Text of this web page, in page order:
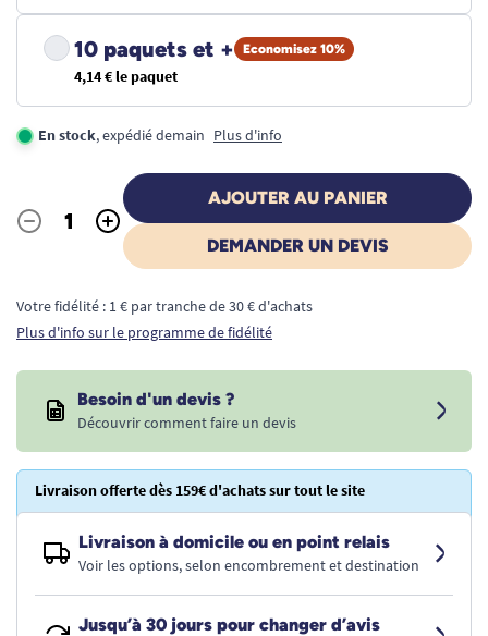
10 paquets et + Economisez 10%
4,14 € le paquet
En stock, expédié demain Plus d'info
Quantité
- +
AJOUTER AU PANIER
DEMANDER UN DEVIS
Votre fidélité : 1 € par tranche de 30 € d'achats
Plus d'info sur le programme de fidélité
Besoin d'un devis ?
Découvrir comment faire un devis
Livraison offerte dès 159€ d'achats sur tout le site
Livraison à domicile ou en point relais
Voir les options, selon encombrement et destination
Jusqu’à 30 jours pour changer d’avis